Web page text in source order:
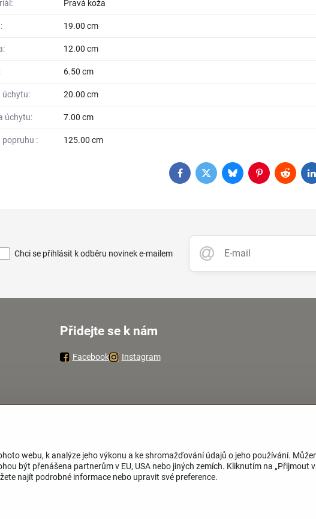
Pravá koža
19.00 cm
12.00 cm
6.50 cm
úchytu: 20.00 cm
úchytu: 7.00 cm
popruhu : 125.00 cm
FacebookTwitterBlueskyPinterestReddit
Chci se přihlásit k odběru novinek e-mailem
Přidejte se k nám
Facebook Instagram
webu, k analýze jeho výkonu a ke shromažďování údajů o jeho používání.
být přenášena partnerům v EU, USA nebo jiných zemích. Kliknutím na „Přijmout
najít podrobné informace nebo upravit své preference.